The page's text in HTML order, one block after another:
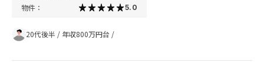
物件： 5.0
20代後半 / 年収800万円台 /